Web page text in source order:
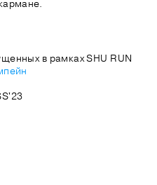
в рамках SHU RUN